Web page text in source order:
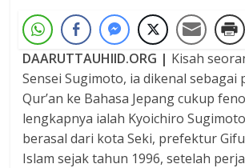
DAARUTTAUHIID.ORG | Kisah
Sensei Sugimoto, ia dikenal sebagai
Qur’an ke Bahasa Jepang cukup
lengkapnya ialah Kyoichiro
berasal dari kota Seki, prefektur
Islam sejak tahun 1996, setelah